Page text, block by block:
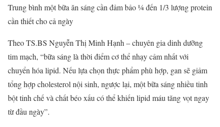
Trung bình một bữa ăn sáng cần đảm bảo ¼ đến 1/3 lượng protein
cần thiết cho cả ngày
Theo TS.BS Nguyễn Thị Minh Hạnh – chuyên gia dinh dưỡng
tim mạch, “bữa sáng là thời điểm cơ thể nhạy cảm nhất với
chuyển hóa lipid. Nếu lựa chọn thực phẩm phù hợp, gan sẽ giảm
tổng hợp cholesterol nội sinh, ngược lại, một bữa sáng nhiều tinh
bột tinh chế và chất béo xấu có thể khiến lipid máu tăng vọt ngay
từ đầu ngày”.